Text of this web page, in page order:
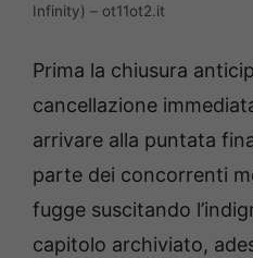
Infinity) – ot11ot2.it
Prima la chiusura
cancellazione
arrivare alla puntata
parte dei concorrenti
fugge suscitando
capitolo archiviato,